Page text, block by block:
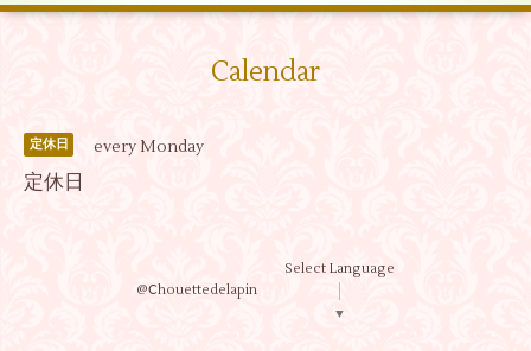
Calendar
定休日 every Monday
定休日
@Ⅽhouettedelapin
Select Language
▼